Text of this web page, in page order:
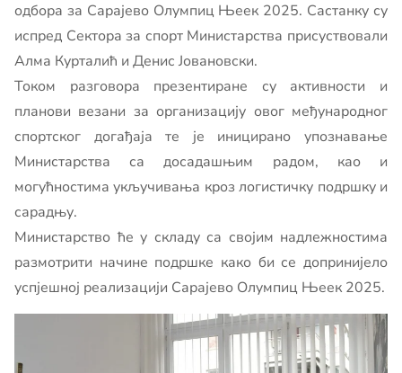
одбора за Сарајево Олyмпиц Њеек 2025. Састанку су
испред Сектора за спорт Министарства присуствовали
Алма Курталић и Денис Јовановски.
Током разговора презентиране су активности и
планови везани за организацију овог међународног
спортског догађаја те је иницирано упознавање
Министарства са досадашњим радом, као и
могућностима укључивања кроз логистичку подршку и
сарадњу.
Министарство ће у складу са својим надлежностима
размотрити начине подршке како би се допринијело
успјешној реализацији Сарајево Олyмпиц Њеек 2025.